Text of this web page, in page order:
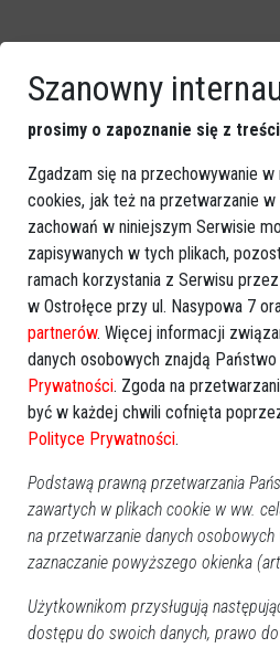
GOOGLE NEWS
Obserwuj nas i otrzymuj
Obserwuj w
REKLAMA
Więcej o Mazowsze
Kurpiowskiej,rocznica,wystawa
Szanowny
prosimy o zapoznanie się z
Zgadzam się na przechowywanie
cookies, jak też na przetwarzanie w
zachowań w niniejszym Serwisie
zapisywanych w tych plikach,
ramach korzystania z Serwisu
w Ostrołęce przy ul. Nasypowa 7
partnerów. Więcej informacji
danych osobowych znajdą
Prywatności. Zgoda na
być w każdej chwili cofnięta
Polityce Prywatności.
Podstawą prawną przetwarzania
zawartych w plikach cookie w ww.
na przetwarzanie danych
zaznaczanie powyższego okienka
Użytkownikom przysługują
dostępu do swoich danych, prawo